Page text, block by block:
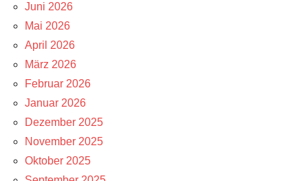
Juni 2026
Mai 2026
April 2026
März 2026
Februar 2026
Januar 2026
Dezember 2025
November 2025
Oktober 2025